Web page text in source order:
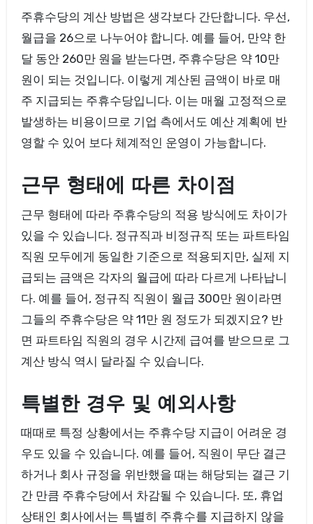
주휴수당의 계산 방법은 생각보다 간단합니다. 우선,
월급을 26으로 나누어야 합니다. 예를 들어, 만약 한
달 동안 260만 원을 받는다면, 주휴수당은 약 10만
원이 되는 것입니다. 이렇게 계산된 금액이 바로 매
주 지급되는 주휴수당입니다. 이는 매월 고정적으로
발생하는 비용이므로 기업 측에서도 예산 계획에 반
영할 수 있어 보다 체계적인 운영이 가능합니다.
근무 형태에 따른 차이점
근무 형태에 따라 주휴수당의 적용 방식에도 차이가
있을 수 있습니다. 정규직과 비정규직 또는 파트타임
직원 모두에게 동일한 기준으로 적용되지만, 실제 지
급되는 금액은 각자의 월급에 따라 다르게 나타납니
다. 예를 들어, 정규직 직원이 월급 300만 원이라면
그들의 주휴수당은 약 11만 원 정도가 되겠지요? 반
면 파트타임 직원의 경우 시간제 급여를 받으므로 그
계산 방식 역시 달라질 수 있습니다.
특별한 경우 및 예외사항
때때로 특정 상황에서는 주휴수당 지급이 어려운 경
우도 있을 수 있습니다. 예를 들어, 직원이 무단 결근
하거나 회사 규정을 위반했을 때는 해당되는 결근 기
간 만큼 주휴수당에서 차감될 수 있습니다. 또, 휴업
상태인 회사에서는 특별히 주휴수를 지급하지 않을